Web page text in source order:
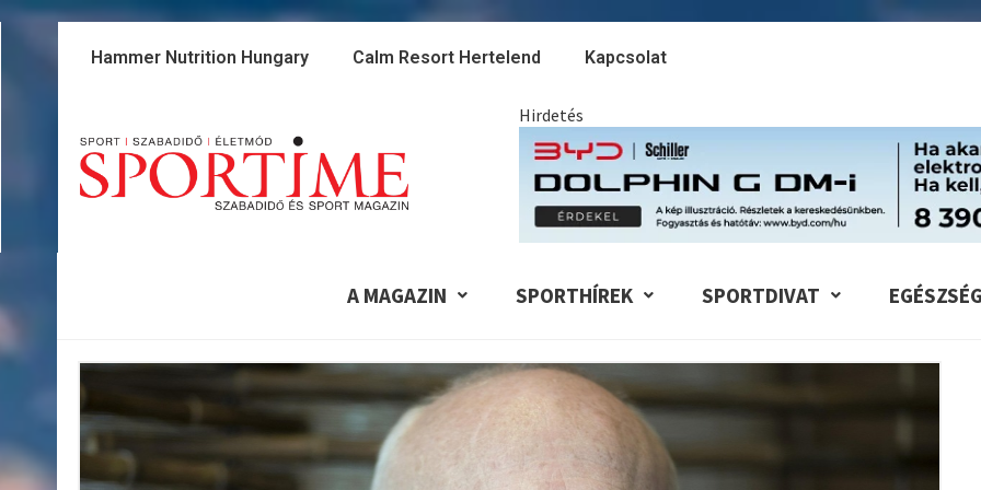
Skip
Hammer Nutrition Hungary Calm Resort Hertelend Kapcsolat
Hirdetés
A MAGAZIN SPORTHÍREK SPORTDIVAT EGÉSZSÉG